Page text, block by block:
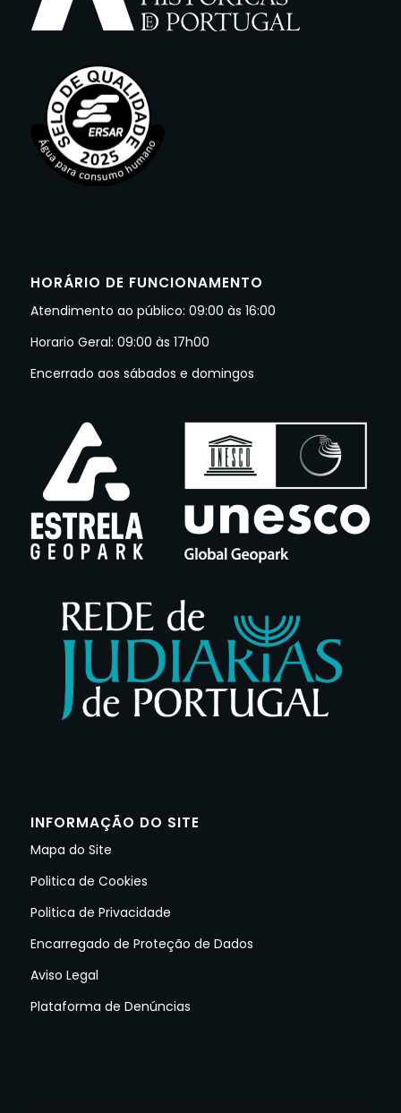
HORÁRIO DE FUNCIONAMENTO
Atendimento ao público: 09:00 às 16:00
Horario Geral: 09:00 às 17h00
Encerrado aos sábados e domingos
INFORMAÇÃO DO SITE
Mapa do Site
Politica de Cookies
Politica de Privacidade
Encarregado de Proteção de Dados
Aviso Legal
Plataforma de Denúncias